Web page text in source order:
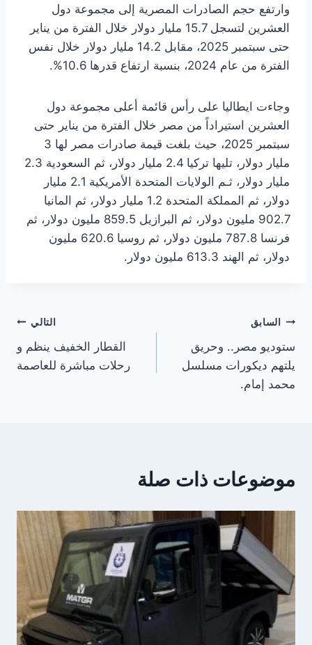
وارتفع حجم الصادرات المصرية إلى مجموعة دول
العشرين لتسجل 15.7 مليار دولار خلال الفترة من يناير
حتى سبتمبر 2025، مقابل 14.2 مليار دولار خلال نفس
الفترة من عام 2024، بنسبة ارتفاع قدرها 10.6%.
وجاءت ايطاليا على رأس قائمة أعلى مجموعة دول
العشرين استيراداً من مصر خلال الفترة من يناير حتى
سبتمبر 2025، حيث بلغت قيمة صادرات مصر لها 3
مليار دولار، تليها تركيا 2.4 مليار دولار، ثم السعودية 2.3
مليار دولار، ثـم الولايات المتحدة الأمريكية 2.1 مليار
دولار، ثم المملكة المتحدة 1.2 مليار دولار، ثم المانيا
902.7 مليون دولار، ثم البرازيل 859.5 مليون دولار، ثم
فرنسا 787.8 مليون دولار، ثم روسيا 620.6 مليون
دولار، ثم الهند 613.3 مليون دولار.
تصفّح
المقالات
السابق
ستوديو مصر.. وحريق
يلتهم ديكورات مسلسل
محمد إمام.
التالي
القطار الخفيف ينظم و
رحلات مباشرة للعاصمة
موضوعات ذات صلة